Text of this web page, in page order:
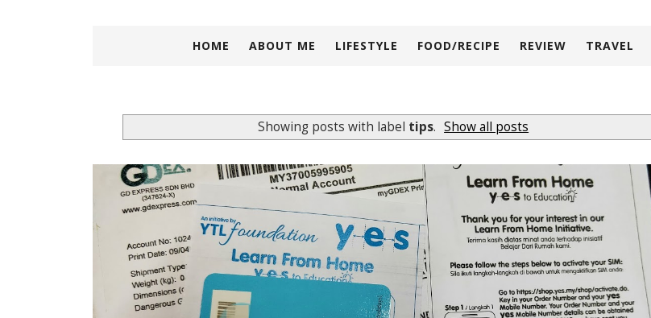
HOME ABOUT ME LIFESTYLE FOOD/RECIPE REVIEW TRAVEL
Showing posts with label tips. Show all posts